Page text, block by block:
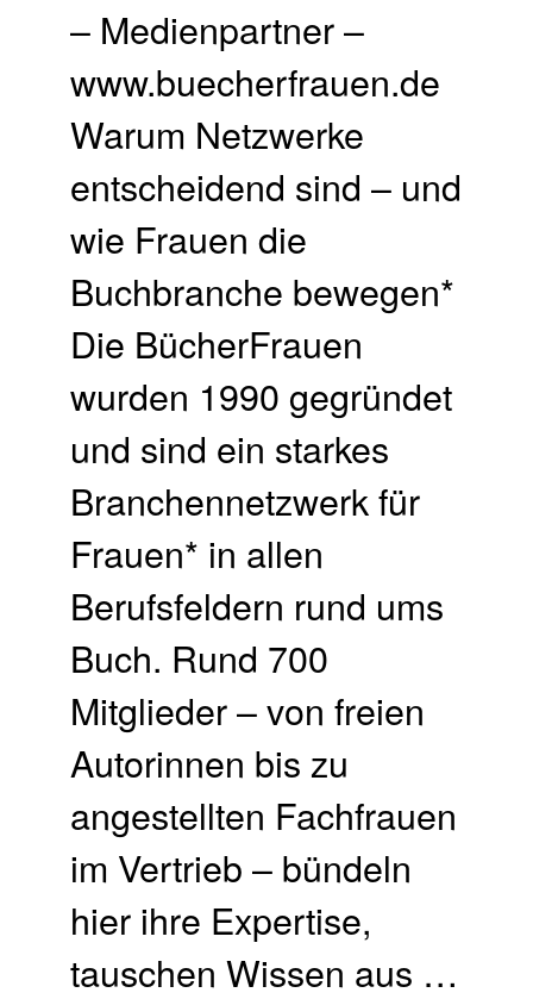
– Medienpartner –
www.buecherfrauen.de
Warum Netzwerke
entscheidend sind – und
wie Frauen die
Buchbranche bewegen*
Die BücherFrauen
wurden 1990 gegründet
und sind ein starkes
Branchennetzwerk für
Frauen* in allen
Berufsfeldern rund ums
Buch. Rund 700
Mitglieder – von freien
Autorinnen bis zu
angestellten Fachfrauen
im Vertrieb – bündeln
hier ihre Expertise,
tauschen Wissen aus …